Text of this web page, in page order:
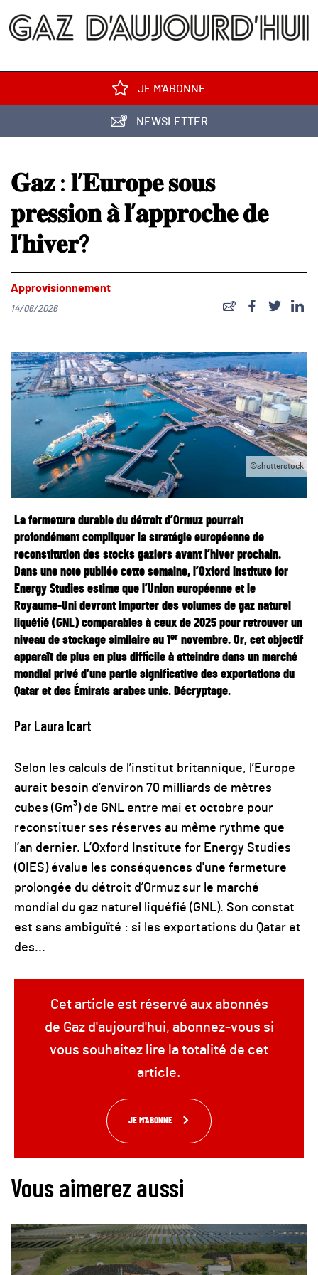
JE M'ABONNE
NEWSLETTER
𝐆𝐚𝐳 : 𝐥’𝐄𝐮𝐫𝐨𝐩𝐞 𝐬𝐨𝐮𝐬
𝐩𝐫𝐞𝐬𝐬𝐢𝐨𝐧 𝐚̀ 𝐥’𝐚𝐩𝐩𝐫𝐨𝐜𝐡𝐞 𝐝𝐞
𝐥’𝐡𝐢𝐯𝐞𝐫?
Approvisionnement
14/06/2026
©shutterstock
La fermeture durable du détroit d’Ormuz pourrait
profondément compliquer la stratégie européenne de
reconstitution des stocks gaziers avant l’hiver prochain.
Dans une note publiée cette semaine, l’Oxford Institute for
Energy Studies estime que l’Union européenne et le
Royaume-Uni devront importer des volumes de gaz naturel
liquéfié (GNL) comparables à ceux de 2025 pour retrouver un
niveau de stockage similaire au 1 er novembre. Or, cet objectif
apparaît de plus en plus difficile à atteindre dans un marché
mondial privé d’une partie significative des exportations du
Qatar et des Émirats arabes unis. Décryptage.
Par Laura Icart
Selon les calculs de l’institut britannique, l’Europe
aurait besoin d’environ 70 milliards de mètres
cubes (Gm³) de GNL entre mai et octobre pour
reconstituer ses réserves au même rythme que
l’an dernier. L’Oxford Institute for Energy Studies
(OIES) évalue les conséquences d'une fermeture
prolongée du détroit d’Ormuz sur le marché
mondial du gaz naturel liquéfié (GNL). Son constat
est sans ambiguïté : si les exportations du Qatar et
des...
Cet article est réservé aux abonnés
de Gaz d'aujourd'hui, abonnez-vous si
vous souhaitez lire la totalité de cet
article.
JE M'ABONNE
Vous aimerez aussi